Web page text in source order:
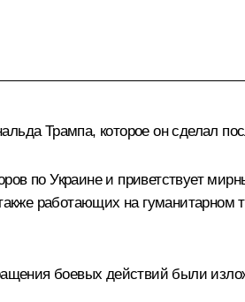
Трампа, которое он сделал
по Украине и приветствует
работающих на гуманитарном
боевых действий были